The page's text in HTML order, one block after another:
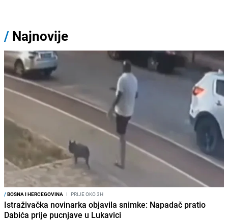
/ Najnovije
/BOSNA I HERCEGOVINA I PRIJE OKO 3H
Istraživačka novinarka objavila snimke: Napadač pratio
Dabića prije pucnjave u Lukavici